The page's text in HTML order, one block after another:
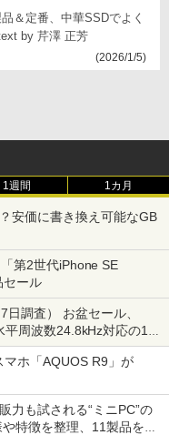
＆定番、中華SSDでよく
by 芹澤 正芳
(2026/1/5)
1週間 1カ月
安価に書き換え可能なGB
第2世代iPhone SE
セール
調査） お盆セール、
周波数24.8kHz対応の17
セール ほか
ホ「AQUOS R9」が
力も試される“ミニPC”の
特徴を整理、11製品をピ